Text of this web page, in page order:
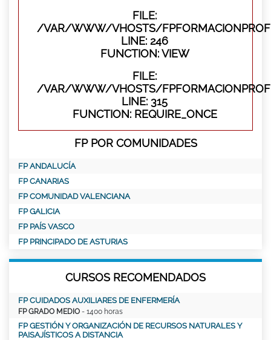
FILE:
/VAR/WWW/VHOSTS/
LINE: 246
FUNCTION: VIEW
FILE:
/VAR/WWW/VHOSTS/
LINE: 315
FUNCTION: REQUIRE_ONCE
FP POR COMUNIDADES
FP ANDALUCÍA
FP CANARIAS
FP COMUNIDAD VALENCIANA
FP GALICIA
FP PAÍS VASCO
FP PRINCIPADO DE ASTURIAS
CURSOS RECOMENDADOS
FP CUIDADOS AUXILIARES DE ENFERMERÍA
FP GRADO MEDIO - 1400 horas
FP GESTIÓN Y ORGANIZACIÓN DE RECURSOS NATURALES Y
PAISAJÍSTICOS A DISTANCIA